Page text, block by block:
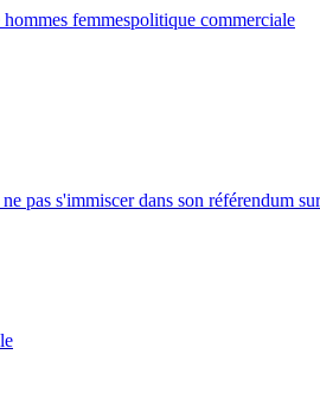
hommes femmespolitique commerciale
pas s'immiscer dans son référendum